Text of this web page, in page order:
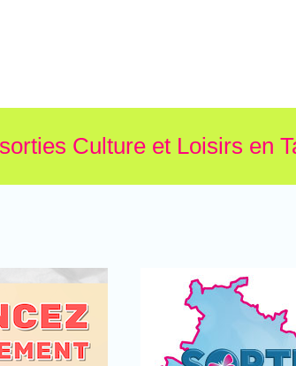
Culture et Loisirs en